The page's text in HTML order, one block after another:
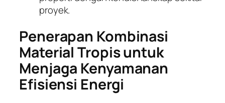
proyek.
Penerapan Kombinasi
Material Tropis untuk
Menjaga Kenyamanan
Efisiensi Energi